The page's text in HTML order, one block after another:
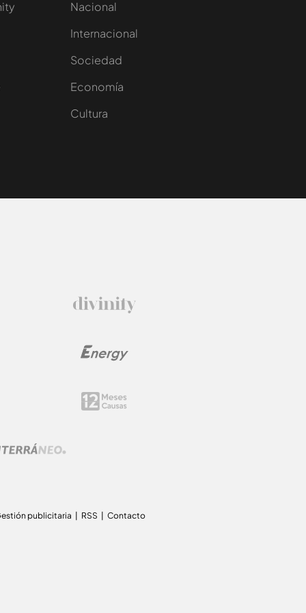
Nacional
Internacional
Sociedad
Economía
Cultura
publicitaria RSS Contacto